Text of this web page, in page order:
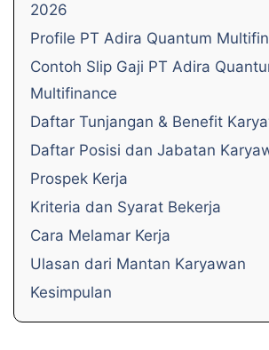
2026
Profile PT Adira Quantum
Contoh Slip Gaji PT Adira
Multifinance
Daftar Tunjangan & Benefit
Daftar Posisi dan Jabatan
Prospek Kerja
Kriteria dan Syarat Bekerja
Cara Melamar Kerja
Ulasan dari Mantan Karyawan
Kesimpulan